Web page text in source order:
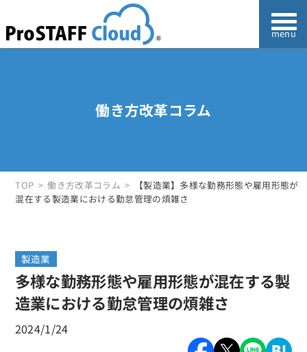
働き方改革コラム
TOP 働き方改革コラム
【製造業】多様な勤務形態や雇用形態が
混在する製造業における勤怠管理の煩雑さ
製造業
多様な勤務形態や雇用形態が混在する製
造業における勤怠管理の煩雑さ
2024/1/24